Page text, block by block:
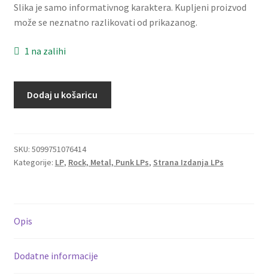
Kontakt
Slika je samo informativnog karaktera. Kupljeni proizvod
može se neznatno razlikovati od prikazanog.
1 na zalihi
Hell
(LP)
Dodaj u košaricu
SKU: 5099751076414
Kategorije: LP, Rock, Metal, Punk LPs, Strana Izdanja LPs
Opis
Dodatne informacije